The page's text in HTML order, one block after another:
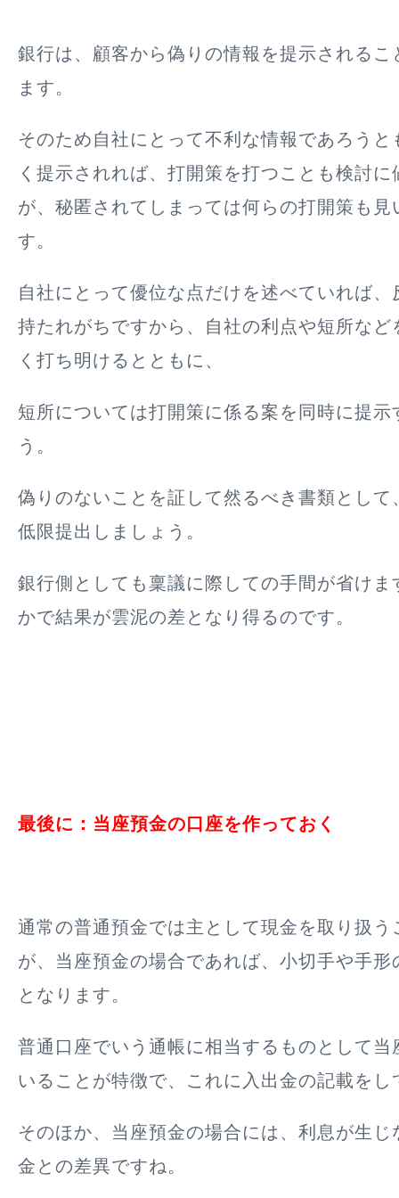
銀行は、顧客から偽りの情報を提示されるこ
ます。
そのため自社にとって不利な情報であろう
く提示されれば、打開策を打つことも検討
が、秘匿されてしまっては何らの打開策も見
す。
自社にとって優位な点だけを述べていれば
持たれがちですから、自社の利点や短所など
く打ち明けるとともに、
短所については打開策に係る案を同時に提示
う。
偽りのないことを証して然るべき書類として
低限提出 しましょう。
銀行側としても稟議に際しての手間が省けま
かで結果が雲泥の差となり得るのです。
最後に：当座預金の口座を作っておく
通常の普通預金では主として現金を取り扱う
が、当座預金の場合であれば、 小切手や手形
となります。
普通口座でいう通帳に相当するものとして当
いることが特徴で、これに入出金の記載をし
そのほか、当座預金の場合には、利息が生じ
金との差異ですね。